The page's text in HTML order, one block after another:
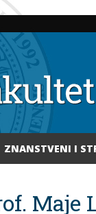
glavni
ZNANSTVENI I
Maje